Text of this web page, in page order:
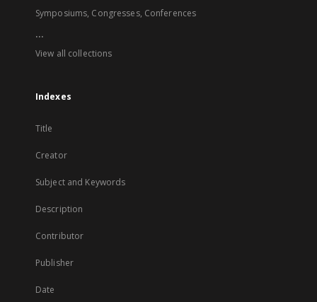
Symposiums, Congresses, Conferences
...
View all collections
Indexes
Title
Creator
Subject and Keywords
Description
Contributor
Publisher
Date